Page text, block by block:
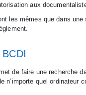
aux
les mêmes que dans
de faire une recherche
n’importe quel ordinateur